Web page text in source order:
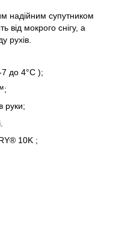
надійним супутником
від мокрого снігу, а
рухів.
до 4°C );
руки;
10K ;